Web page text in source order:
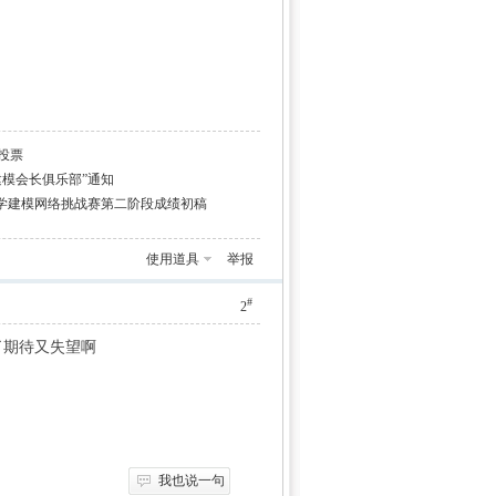
票
会长俱乐部”通知
建模网络挑战赛第二阶段成绩初稿
使用道具 举报
2#
待又失望啊
我也说一句